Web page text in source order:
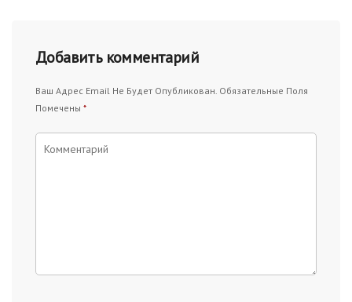
Добавить комментарий
Ваш Адрес Email Не Будет Опубликован. Обязательные Поля
Помечены *